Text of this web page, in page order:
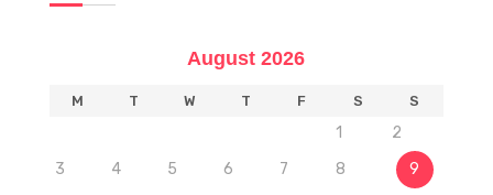
August 2026
M T W T F S S
1
2
3
4 5 6 7 8
9